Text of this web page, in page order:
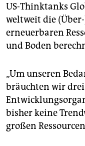
US-Thinktanks
weltweit die
erneuerbaren
und Boden
„Um unseren
bräuchten wir drei
bisher keine
großen